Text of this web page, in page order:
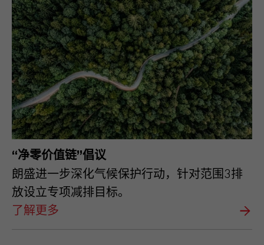
“净零价值链”倡议
朗盛进一步深化气候保护行动，针对范围3排
放设立专项减排目标。
了解更多